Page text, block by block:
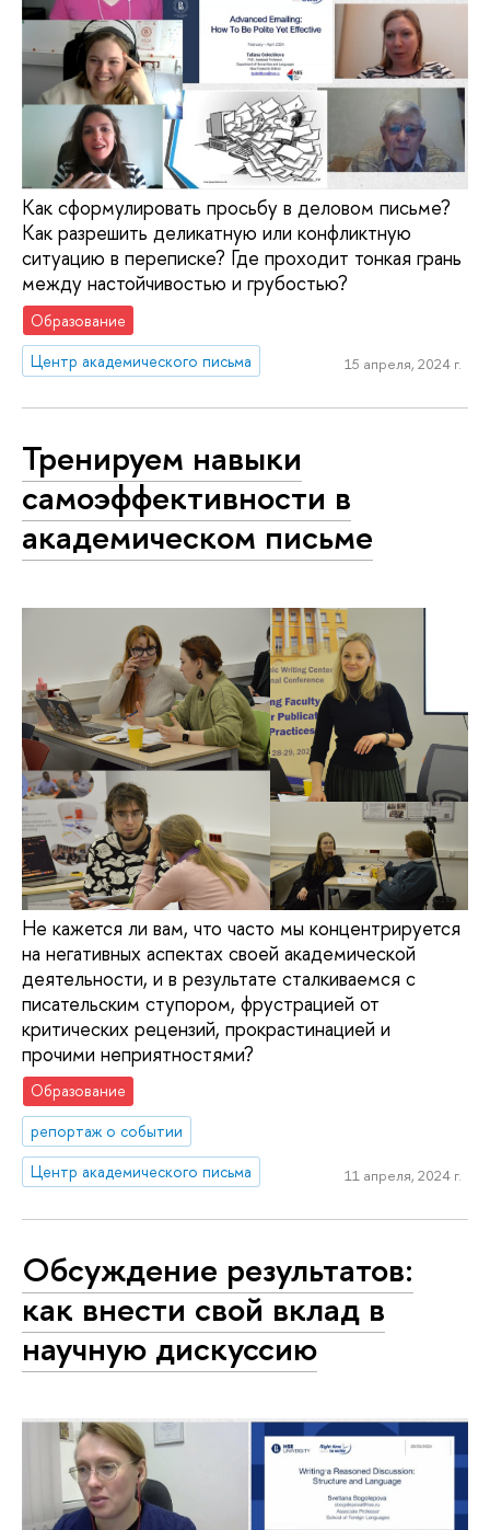
Как сформулировать просьбу в деловом письме?
Как разрешить деликатную или конфликтную
ситуацию в переписке? Где проходит тонкая грань
между настойчивостью и грубостью?
Образование
Центр академического письма
15 апреля, 2024 г.
Тренируем навыки
самоэффективности в
академическом письме
Не кажется ли вам, что часто мы концентрируется
на негативных аспектах своей академической
деятельности, и в результате сталкиваемся с
писательским ступором, фрустрацией от
критических рецензий, прокрастинацией и
прочими неприятностями?
Образование
репортаж о событии
Центр академического письма
11 апреля, 2024 г.
Обсуждение результатов:
как внести свой вклад в
научную дискуссию